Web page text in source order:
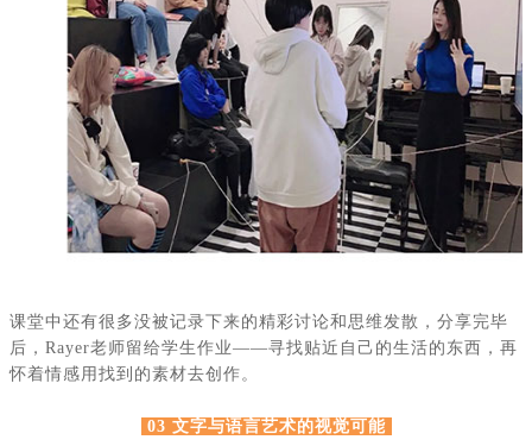
课堂中还有很多没被记录下来的精彩讨论和思维发散，分享完毕
后， Rayer老师留给学生作业——寻找贴近自己的生活的东西，再
怀着情感用找到的素材去创作。
03 文字与语言艺术的视觉可能